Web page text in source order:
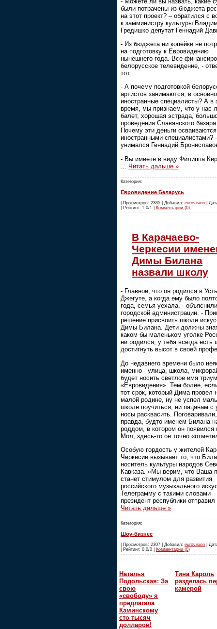
были потрачены из бюджета
на этот проект? – обратился с
к замминистру культуры
Гредишко депутат Геннадий
- Из бюджета ни копейки не
на подготовку к Евровидению
нынешнего года. Все
белорусское телевидение, -
тот.
- А почему подготовкой
артистов занимаются, в
иностранные специалисты? А в
время, мы признаем, что у нас
балет, хорошая эстрада,
проведения Славянского
Почему эти деньги осваиваются
иностранными специалистами?
унимался Геннадий
- Вы имеете в виду Филиппа
Читать дальше »
Категория:
Евровидение Беларусь
| Просмотров: 2385 | Добавил: eurovision |
| Рейтинг: 1.0/1 | Комментарии (0)
В Карачаево-
Черкесии
Димы Билана
назвали школу
- Главное, что он родился в
Джегуте, а когда ему было
года, семья уехала, -
городской администрации. -
решение присвоить школе
Димы Билана. Дети должны
каком бы маленьком уголке
ни родился, у тебя всегда есть
достигнуть высот в своей
До недавнего времени было
именно - улица, школа,
будет носить светлое имя
«Евровидения». Тем более,
тот срок, который Дима провел
малой родине, ну не успел
школе поучиться, ни пацанам с
носы расквасить. Поговаривали,
правда, будто именем Билана
роддом, в котором он появился
Мол, здесь-то он точно
Особую гордость у жителей
Черкесии вызывает то, что
носитель культуры народов
Кавказа. «Мы верим, что Ваша
станет стимулом для развития
российского музыкального
Телеграмму с такими словами
президент республики
Читать дальше »
Категория:
Шоу-бизнес
| Просмотров: 2307 | Добавил: eurovision |
| Рейтинг: 0.0/0 | Комментарии (0)
Наталья
Подольская: За
свою
«свободу» я
предлагала
Каминскому
сто тысяч
долларов!
Тина Кароль
разделась
камерой